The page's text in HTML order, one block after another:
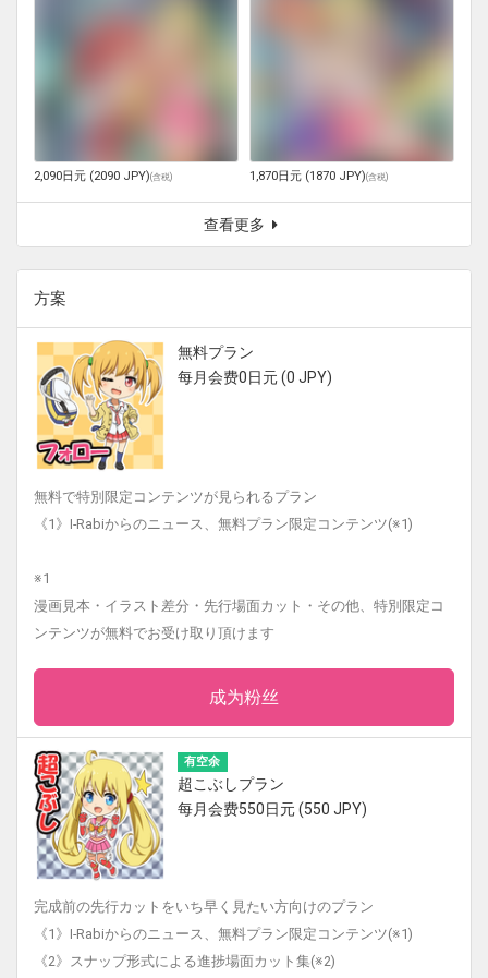
2,090日元 (2090 JPY)(含税) 1,870日元 (1870 JPY)(含税)
查看更多
方案
無料プラン
每月会费0日元 (0 JPY)
無料で特別限定コンテンツが見られるプラン
《1》I-Rabiからのニュース、無料プラン限定コンテンツ(※1)
※1
漫画見本・イラスト差分・先行場面カット・その他、特別限定コ
ンテンツが無料でお受け取り頂けます
成为粉丝
有空余
超こぶしプラン
每月会费550日元 (550 JPY)
完成前の先行カットをいち早く見たい方向けのプラン
《1》I-Rabiからのニュース、無料プラン限定コンテンツ(※1)
《2》スナップ形式による進捗場面カット集(※2)